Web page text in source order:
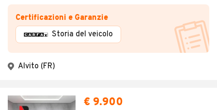
Certificazioni e Garanzie
Storia del veicolo
Alvito (FR)
€ 9.900